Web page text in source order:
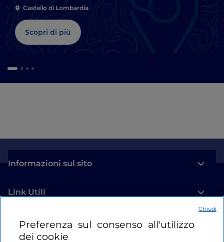
Castello di Lombardia
Scopri di più
Informazioni sul sito
Link Utili
Login
Preferenza sul consenso all'utilizzo
dei cookie
Chiudi